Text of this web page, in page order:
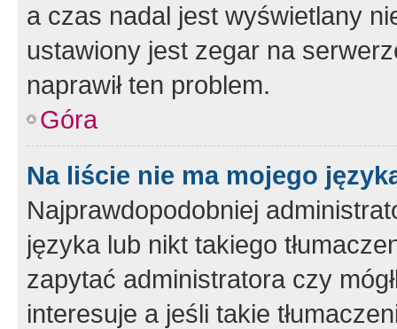
a czas nadal jest wyświetlany
ustawiony jest zegar na
naprawił ten problem.
Góra
Na liście nie ma mojego
Najprawdopodobniej
języka lub nikt takiego
zapytać administratora czy
interesuje a jeśli takie